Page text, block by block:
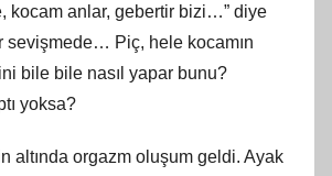
kocam anlar, gebertir bizi…” diye
sevişmede… Piç, hele kocamın
bile bile nasıl yapar bunu?
yoksa?
altında orgazm oluşum geldi. Ayak